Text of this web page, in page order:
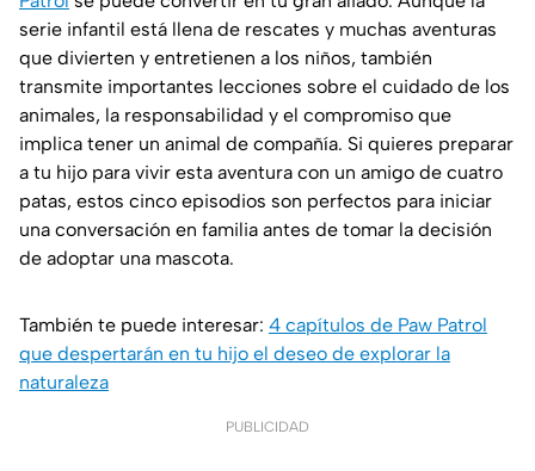
serie infantil está llena de rescates y muchas aventuras
que divierten y entretienen a los niños, también
transmite importantes lecciones sobre el cuidado de los
animales, la responsabilidad y el compromiso que
implica tener un animal de compañía. Si quieres preparar
a tu hijo para vivir esta aventura con un amigo de cuatro
patas, estos cinco episodios son perfectos para iniciar
una conversación en familia antes de tomar la decisión
de adoptar una mascota.
También te puede interesar: 4 capítulos de Paw Patrol
que despertarán en tu hijo el deseo de explorar la
naturaleza
PUBLICIDAD